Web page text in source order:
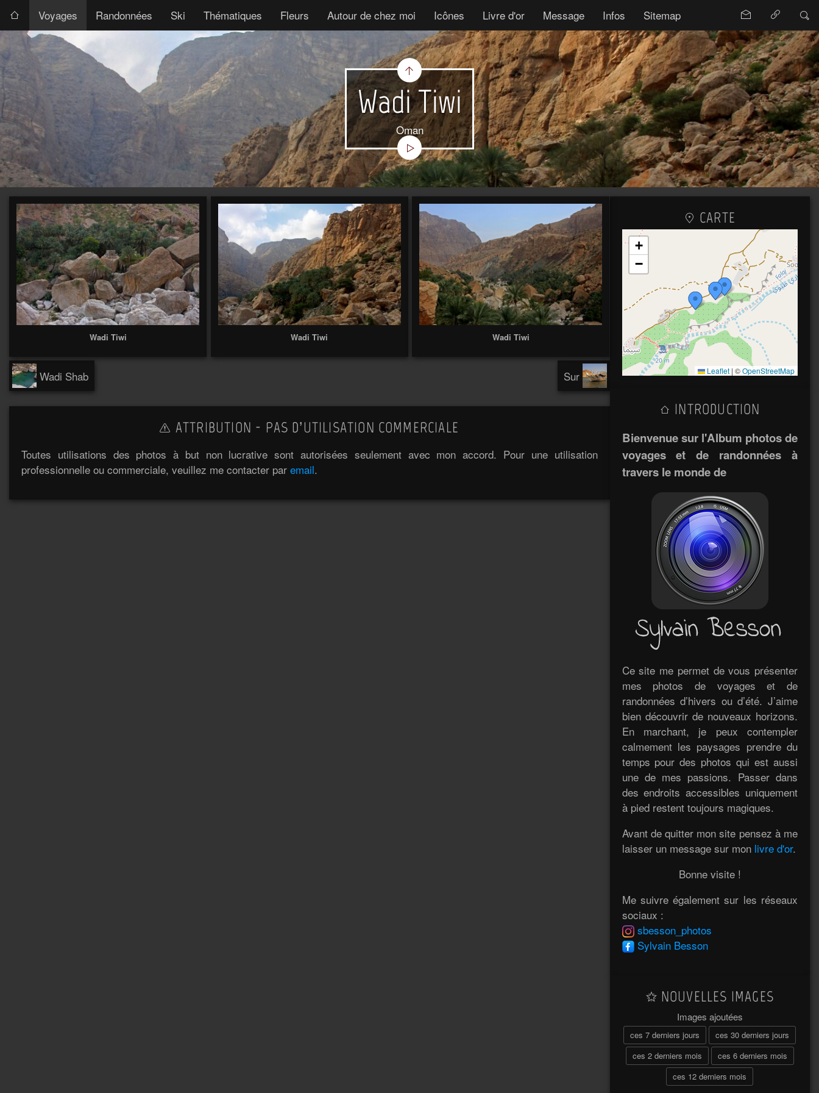
Voyages Randonnées Ski Thématiques Fleurs Autour de chez moi Icônes Livre d'or Message Infos Sitemap
Wadi Tiwi
Oman
Wadi Tiwi Wadi Tiwi Wadi Tiwi
Wadi Shab Sur
ATTRIBUTION - PAS D’UTILISATION COMMERCIALE
Toutes utilisations des photos à but non lucrative sont autorisées seulement avec mon accord. Pour une utilisation
professionnelle ou commerciale, veuillez me contacter par email.
CARTE
+
−
Leaflet | ©OpenStreetMap
INTRODUCTION
Bienvenue sur l'Album photos de
voyages et de randonnées à
travers le monde de
Ce site me permet de vous présenter
mes photos de voyages et de
randonnées d’hivers ou d’été. J’aime
bien découvrir de nouveaux horizons.
En marchant, je peux contempler
calmement les paysages prendre du
temps pour des photos qui est aussi
une de mes passions. Passer dans
des endroits accessibles uniquement
à pied restent toujours magiques.
Avant de quitter mon site pensez à me
laisser un message sur mon livre d'or.
Bonne visite !
Me suivre également sur les réseaux
sociaux :
sbesson_photos
Sylvain Besson
NOUVELLES IMAGES
Images ajoutées
ces 7 derniers jours
ces 30 derniers jours
ces 2 derniers mois
ces 6 derniers mois
ces 12 derniers mois